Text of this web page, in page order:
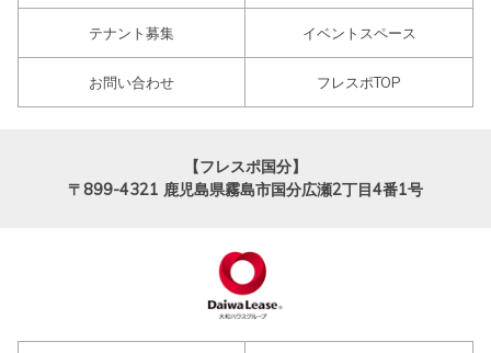
テナント募集 イベントスペース
お問い合わせ フレスポTOP
【フレスポ国分】
〒899-4321 鹿児島県霧島市国分広瀬2丁目4番1号